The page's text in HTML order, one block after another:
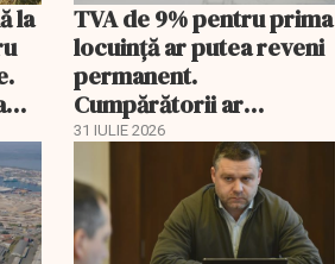
la
TVA de 9% pentru prima
locuință ar putea reveni
permanent.
Cumpărătorii ar
economisi zeci de mii de
31 IULIE 2026